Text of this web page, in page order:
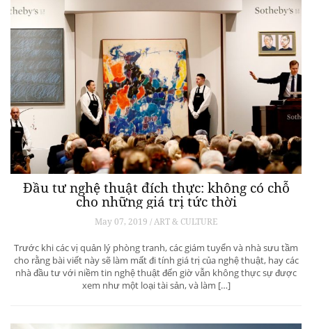
Đầu tư nghệ thuật đích thực: không có chỗ
cho những giá trị tức thời
May 07, 2019 / ART & CULTURE
Trước khi các vị quản lý phòng tranh, các giám tuyển và nhà sưu tầm
cho rằng bài viết này sẽ làm mất đi tính giá trị của nghệ thuật, hay các
nhà đầu tư với niềm tin nghệ thuật đến giờ vẫn không thực sự được
xem như một loại tài sản, và làm […]